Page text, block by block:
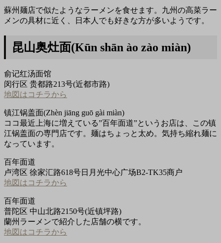
蘇州麺店で似たようなラーメンを食せます。九州の高菜ラー
メンの具材に近く、日本人でも好きな方が多いようです。
昆山奥灶面(Kūn shān ào zào miàn)
俞记红汤面馆
闵行区 贵都路213号(近都市路)
地図はコチラから
镇江锅盖面(Zhèn jiāng guō gài miàn)
ココ最近上海に増えている”百年面道”というお店は、この镇
江锅盖面の専門店です。麺はちょっと太め。気持ち縮れ麺に
なっています。
百年面道
卢湾区 徐家汇路618号日月光中心广场B2-TK35商户
地図はコチラから
百年面道
普陀区 中山北路2150号(近镇坪路)
蘭州ラーメンで紹介した店舗の横です。
地図はコチラから